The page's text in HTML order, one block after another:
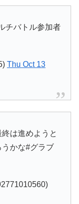
チバトル参加者
Thu Oct 13
は進めようと
かな#グラブ